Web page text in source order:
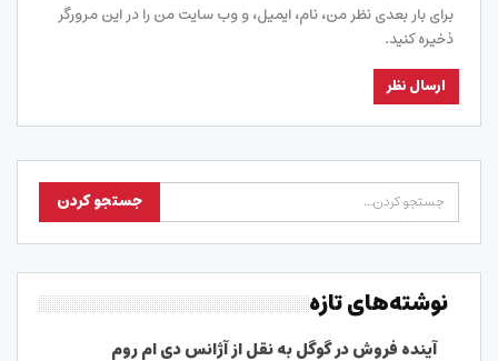
برای بار بعدی نظر من، نام، ایمیل، و وب سایت من را در این مرورگر
ذخیره کنید.
نوشته‌های تازه
آینده فروش در گوگل به نقل از آژانس دی ام روم